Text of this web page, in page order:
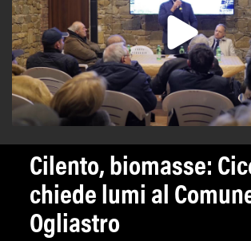
Cilento, biomasse:
chiede lumi al
Ogliastro